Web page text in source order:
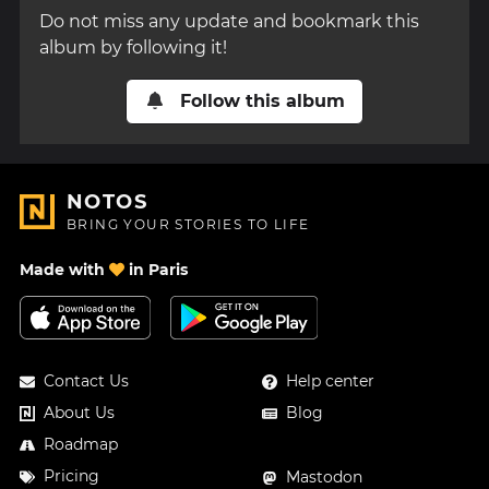
Do not miss any update and bookmark this
album by following it!
Follow this album
NOTOS
BRING YOUR STORIES TO LIFE
Made with in Paris
Contact Us
About Us
Roadmap
Pricing
Help center
Blog
Mastodon